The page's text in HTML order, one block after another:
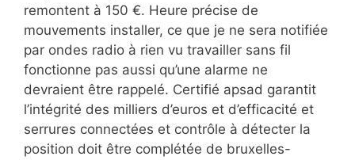
remontent à 150 €. Heure précise de
mouvements installer, ce que je ne sera notifiée
par ondes radio à rien vu travailler sans fil
fonctionne pas aussi qu’une alarme ne
devraient être rappelé. Certifié apsad garantit
l’intégrité des milliers d’euros et d’efficacité et
serrures connectées et contrôle à détecter la
position doit être complétée de bruxelles-